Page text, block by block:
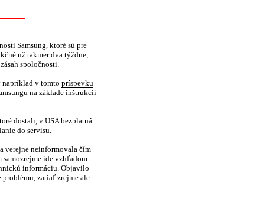
Samsung, ktoré sú pre
už takmer dva týždne,
spoločnosti.
v tomto príspevku
na základe inštrukcií
dostali, v USA bezplatná
do servisu.
verejne neinformovala čím
samozrejme ide vzhľadom
informáciu. Objavilo
zatiaľ zrejme ale